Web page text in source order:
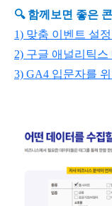
🔍 함께보면 좋은
1) 맞춤 이벤트 설
2) 구글 애널리틱스
3) GA4 입문자를